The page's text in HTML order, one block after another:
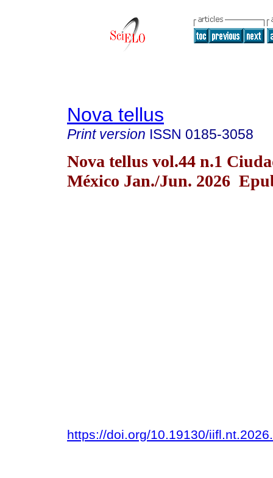
Nova tellus
Print version ISSN 0185-3058
Nova tellus vol.44 n.1
México Jan./Jun. 2026
https://doi.org/10.19130/